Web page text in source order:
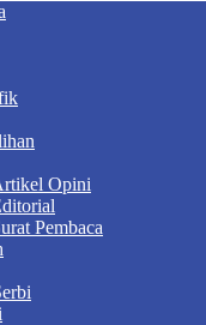
Opini
Pembaca